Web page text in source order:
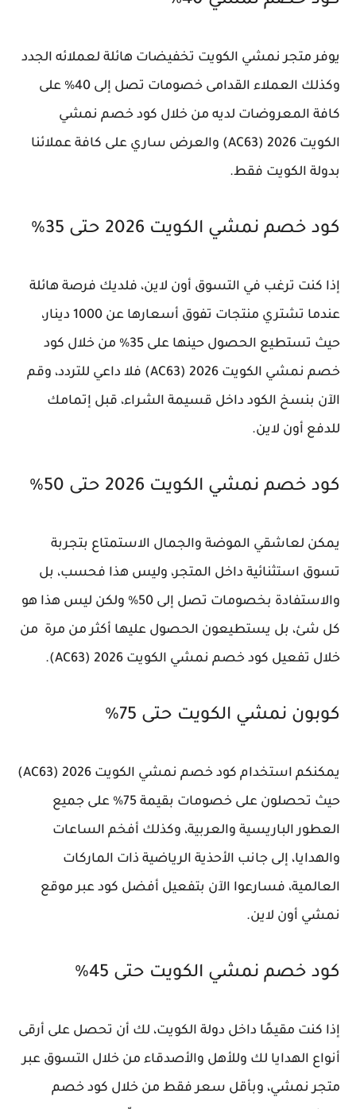
يوفر متجر نمشي الكويت تخفيضات هائلة لعملائه الجدد
وكذلك العملاء القدامى خصومات تصل إلى 40% على
كافة المعروضات لديه من خلال كود خصم نمشي
الكويت 2026 (AC63) والعرض ساري على كافة عملائنا
بدولة الكويت فقط.
كود خصم نمشي الكويت 2026 حتى 35%
إذا كنت ترغب في التسوق أون لاين، فلديك فرصة هائلة
عندما تشتري منتجات تفوق أسعارها عن 1000 دينار،
حيث تستطيع الحصول حينها على 35% من خلال كود
خصم نمشي الكويت 2026 (AC63) فلا داعي للتردد، وقم
الآن بنسخ الكود داخل قسيمة الشراء، قبل إتمامك
للدفع أون لاين.
كود خصم نمشي الكويت 2026 حتى 50%
يمكن لعاشقي الموضة والجمال الاستمتاع بتجربة
تسوق استثنائية داخل المتجر، وليس هذا فحسب، بل
والاستفادة بخصومات تصل إلى 50% ولكن ليس هذا هو
كل شئ، بل يستطيعون الحصول عليها أكثر من مرة من
خلال تفعيل كود خصم نمشي الكويت 2026 (AC63).
كوبون نمشي الكويت حتى 75%
يمكنكم استخدام كود خصم نمشي الكويت 2026 (AC63)
حيث تحصلون على خصومات بقيمة 75% على جميع
العطور الباريسية والعربية، وكذلك أفخم الساعات
والهدايا، إلى جانب الأحذية الرياضية ذات الماركات
العالمية، فسارعوا الآن بتفعيل أفضل كود عبر موقع
نمشي أون لاين.
كود خصم نمشي الكويت حتى 45%
إذا كنت مقيمًا داخل دولة الكويت، لك أن تحصل على أرقى
أنواع الهدايا لك وللأهل والأصدقاء من خلال التسوق عبر
متجر نمشي، وبأقل سعر فقط من خلال كود خصم